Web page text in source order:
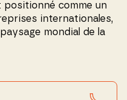
positionné comme un
internationales,
mondial de la